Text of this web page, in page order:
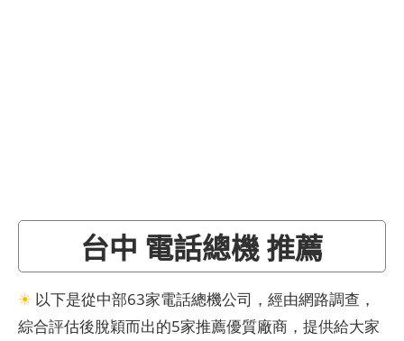
台中 電話總機 推薦
☀ 以下是從中部63家電話總機公司，經由網路調查，
綜合評估後脫穎而出的5家推薦優質廠商，提供給大家